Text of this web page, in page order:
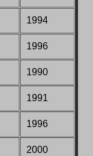
1994
1996
1990
1991
1996
2000